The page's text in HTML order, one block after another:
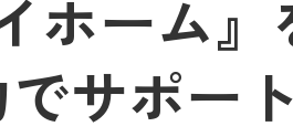
ホーム
サポー